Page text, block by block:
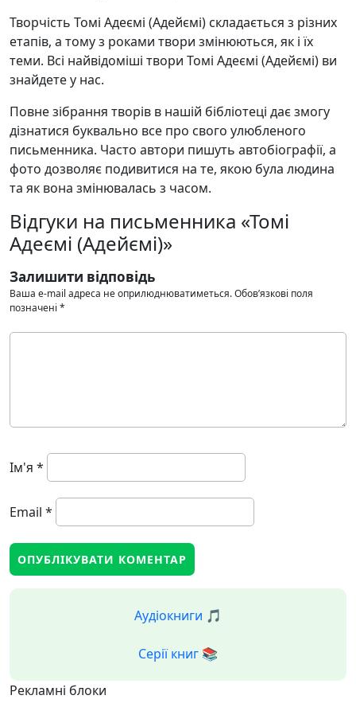
Творчість Томі Адеємі (Адейємі) складається з різних
етапів, а тому з роками твори змінюються, як і їх
теми. Всі найвідоміші твори Томі Адеємі (Адейємі) ви
знайдете у нас.
Повне зібрання творів в нашій бібліотеці дає змогу
дізнатися буквально все про свого улюбленого
письменника. Часто автори пишуть автобіографії, а
фото дозволяє подивитися на те, якою була людина
та як вона змінювалась з часом.
Відгуки на письменника «Томі
Адеємі (Адейємі)»
Залишити відповідь
Ваша e-mail адреса не оприлюднюватиметься.Обов’язкові поля
позначені *
Ім'я *
Email *
Аудіокниги 🎵
Серії книг 📚
Рекламні блоки